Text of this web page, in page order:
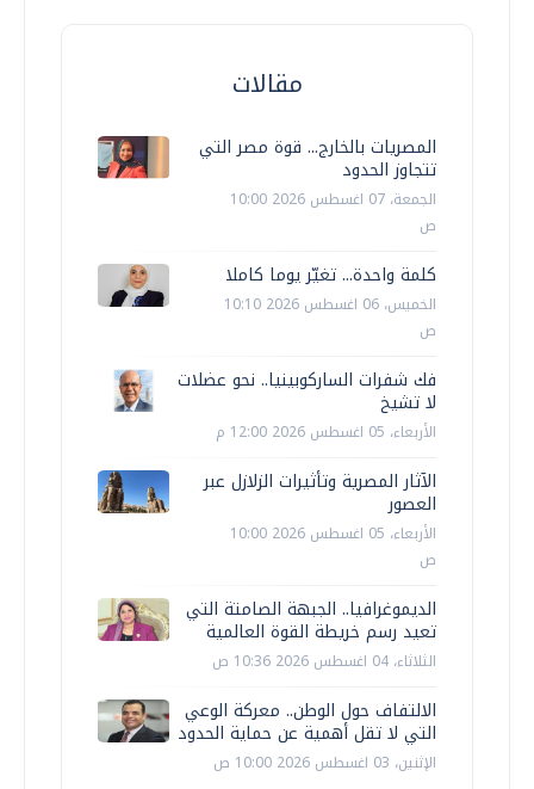
مقالات
المصريات بالخارج... قوة مصر التي
تتجاوز الحدود
الجمعة، 07 اغسطس 2026 10:00
ص
كلمة واحدة... تغيّر يوما كاملا
الخميس، 06 اغسطس 2026 10:10
ص
فك شفرات الساركوبينيا.. نحو عضلات
لا تشيخ
الأربعاء، 05 اغسطس 2026 12:00 م
الآثار المصرية وتأثيرات الزلازل عبر
العصور
الأربعاء، 05 اغسطس 2026 10:00
ص
الديموغرافيا.. الجبهة الصامتة التي
تعيد رسم خريطة القوة العالمية
الثلاثاء، 04 اغسطس 2026 10:36 ص
الالتفاف حول الوطن.. معركة الوعي
التي لا تقل أهمية عن حماية الحدود
الإثنين، 03 اغسطس 2026 10:00 ص